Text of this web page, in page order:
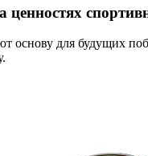
ценностях
основу для будущих